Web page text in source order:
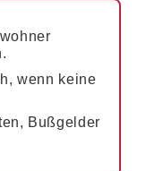
wenn keine
Bußgelder